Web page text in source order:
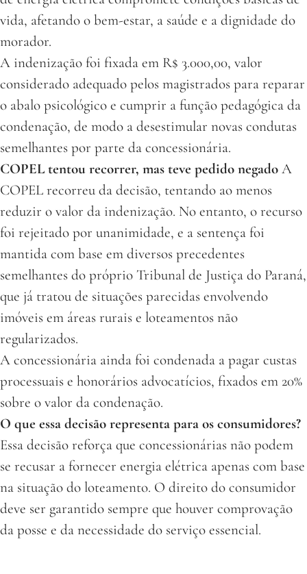
vida, afetando o bem-estar, a saúde e a dignidade do
morador.
A indenização foi fixada em R$ 3.000,00, valor
considerado adequado pelos magistrados para reparar
o abalo psicológico e cumprir a função pedagógica da
condenação, de modo a desestimular novas condutas
semelhantes por parte da concessionária.
COPEL tentou recorrer, mas teve pedido negado A
COPEL recorreu da decisão, tentando ao menos
reduzir o valor da indenização. No entanto, o recurso
foi rejeitado por unanimidade, e a sentença foi
mantida com base em diversos precedentes
semelhantes do próprio Tribunal de Justiça do Paraná,
que já tratou de situações parecidas envolvendo
imóveis em áreas rurais e loteamentos não
regularizados.
A concessionária ainda foi condenada a pagar custas
processuais e honorários advocatícios, fixados em 20%
sobre o valor da condenação.
O que essa decisão representa para os consumidores?
Essa decisão reforça que concessionárias não podem
se recusar a fornecer energia elétrica apenas com base
na situação do loteamento. O direito do consumidor
deve ser garantido sempre que houver comprovação
da posse e da necessidade do serviço essencial.